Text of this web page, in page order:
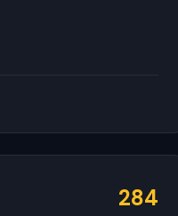
284